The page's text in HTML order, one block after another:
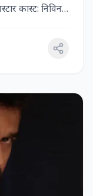
कास्ट: निविन